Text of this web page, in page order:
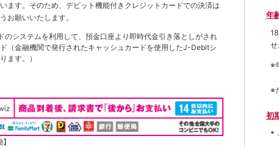
ます。そのため、デビット機能付きクレジットカードでの決済は
お願いいたします。
のシステムを利用して、預金口座より即時代金引き落としがされ
（金融機関で発行されたキャッシュカードを使用したJ-Debitシ
ます。）
年
せ
※
※
初